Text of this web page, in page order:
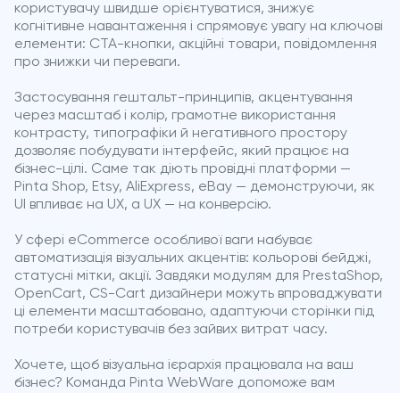
користувачу швидше орієнтуватися, знижує
когнітивне навантаження і спрямовує увагу на ключові
елементи: CTA-кнопки, акційні товари, повідомлення
про знижки чи переваги.
Застосування гештальт-принципів, акцентування
через масштаб і колір, грамотне використання
контрасту, типографіки й негативного простору
дозволяє побудувати інтерфейс, який працює на
бізнес-цілі. Саме так діють провідні платформи —
Pinta Shop, Etsy, AliExpress, eBay — демонструючи, як
UI впливає на UX, а UX — на конверсію.
У сфері eCommerce особливої ваги набуває
автоматизація візуальних акцентів: кольорові бейджі,
статусні мітки, акції. Завдяки модулям для PrestaShop,
OpenCart, CS-Cart дизайнери можуть впроваджувати
ці елементи масштабовано, адаптуючи сторінки під
потреби користувачів без зайвих витрат часу.
Хочете, щоб візуальна ієрархія працювала на ваш
бізнес? Команда Pinta WebWare допоможе вам